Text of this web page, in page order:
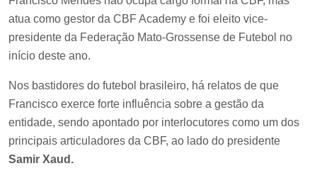
atua como gestor da CBF Academy e foi eleito vice-
presidente da Federação Mato-Grossense de Futebol no
início deste ano.
Nos bastidores do futebol brasileiro, há relatos de que
Francisco exerce forte influência sobre a gestão da
entidade, sendo apontado por interlocutores como um dos
principais articuladores da CBF, ao lado do presidente
Samir Xaud.